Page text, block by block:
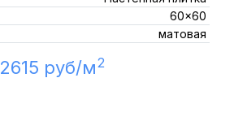
60x60
матовая
2615 руб/м2